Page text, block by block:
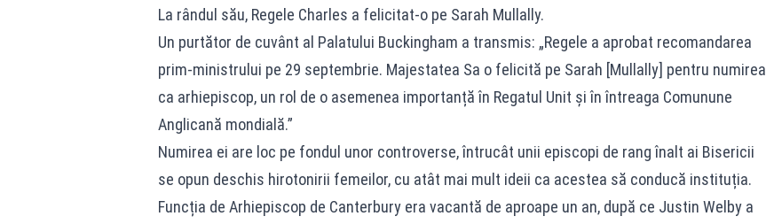
La rândul său, Regele Charles a felicitat-o pe Sarah Mullally.
Un purtător de cuvânt al Palatului Buckingham a transmis: „Regele a aprobat recomandarea
prim-ministrului pe 29 septembrie. Majestatea Sa o felicită pe Sarah [Mullally] pentru numirea
ca arhiepiscop, un rol de o asemenea importanță în Regatul Unit și în întreaga Comunune
Anglicană mondială.”
Numirea ei are loc pe fondul unor controverse, întrucât unii episcopi de rang înalt ai Bisericii
se opun deschis hirotonirii femeilor, cu atât mai mult ideii ca acestea să conducă instituția.
Funcția de Arhiepiscop de Canterbury era vacantă de aproape un an, după ce Justin Welby a